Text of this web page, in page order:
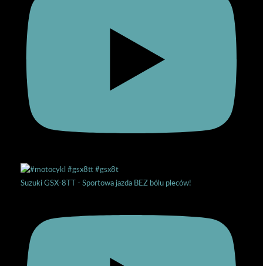
Suzuki GSX-8TT - Sportowa jazda BEZ bólu pleców!